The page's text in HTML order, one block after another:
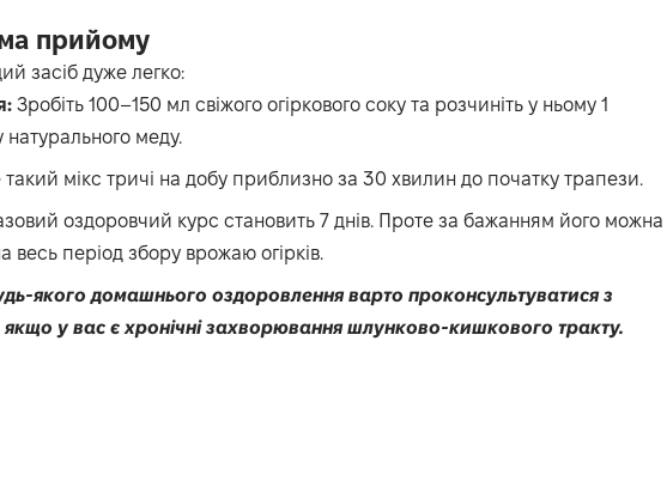
прийому
засіб дуже легко:
Зробіть 100–150 мл свіжого огіркового соку та розчиніть у ньому 1
натурального меду.
такий мікс тричі на добу приблизно за 30 хвилин до початку трапези.
оздоровчий курс становить 7 днів. Проте за бажанням його можна
весь період збору врожаю огірків.
якого домашнього оздоровлення варто проконсультуватися з
у вас є хронічні захворювання шлунково-кишкового тракту.